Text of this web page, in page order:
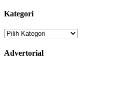
Kategori
Kategori
Advertorial